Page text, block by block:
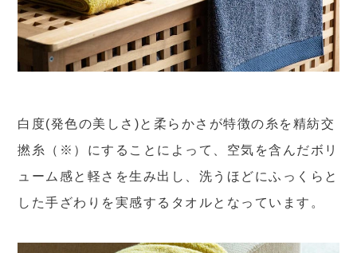
白度(発色の美しさ)と柔らかさが特徴の糸を精紡交
撚糸（※）にすることによって、空気を含んだボリ
ューム感と軽さを生み出し、洗うほどにふっくらと
した手ざわりを実感するタオルとなっています。